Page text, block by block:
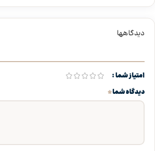
دیدگاهها
امتیاز شما
دیدگاه شما*